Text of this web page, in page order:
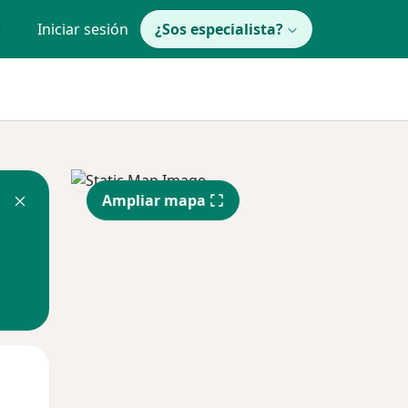
Iniciar sesión ¿Sos especialista?
Ampliar mapa